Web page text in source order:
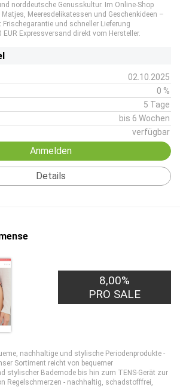
norddeutsche Genusskultur. Im Online-Shop
Meeresdelikatessen und Geschenkideen –
Frischegarantie und schneller Lieferung
Expressversand direkt vom Hersteller.
02.10.2025
0 %
5 Tage
bis 6 Wochen
verfügbar
Anmelden
Details
8,00%
PRO SALE
nachhaltige und stylische Periodenprodukte -
Sortiment reicht von bequemer
stylischer Bademode bis hin zum TENS-Gerät zur
Regelschmerzen - nachhaltig, schadstofffrei,